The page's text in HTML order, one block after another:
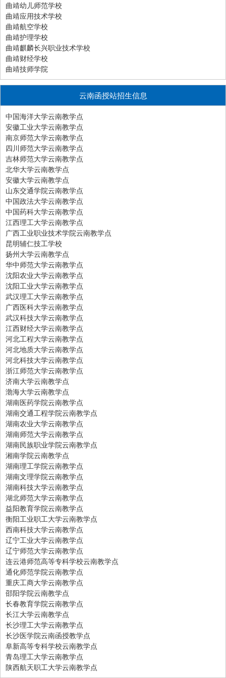
曲靖幼儿师范学校
曲靖应用技术学校
曲靖航空学校
曲靖护理学校
曲靖麒麟长兴职业技术学校
曲靖财经学校
曲靖技师学院
云南函授站招生信息
中国海洋大学云南教学点
安徽工业大学云南教学点
南京师范大学云南教学点
四川师范大学云南教学点
吉林师范大学云南教学点
北华大学云南教学点
安徽大学云南教学点
山东交通学院云南教学点
中国政法大学云南教学点
中国药科大学云南教学点
江西理工大学云南教学点
广西工业职业技术学院云南教学点
昆明辅仁技工学校
扬州大学云南教学点
华中师范大学云南教学点
沈阳农业大学云南教学点
沈阳工业大学云南教学点
武汉理工大学云南教学点
广西医科大学云南教学点
武汉科技大学云南教学点
江西财经大学云南教学点
河北工程大学云南教学点
河北地质大学云南教学点
河北科技大学云南教学点
浙江师范大学云南教学点
济南大学云南教学点
渤海大学云南教学点
湖南医药学院云南教学点
湖南交通工程学院云南教学点
湖南农业大学云南教学点
湖南师范大学云南教学点
湖南民族职业学院云南教学点
湘南学院云南教学点
湖南理工学院云南教学点
湖南文理学院云南教学点
湖南科技大学云南教学点
湖北师范大学云南教学点
益阳教育学院云南教学点
衡阳工业职工大学云南教学点
西南科技大学云南教学点
辽宁工业大学云南教学点
辽宁师范大学云南教学点
连云港师范高等专科学校云南教学点
通化师范学院云南教学点
重庆工商大学云南教学点
邵阳学院云南教学点
长春教育学院云南教学点
长江大学云南教学点
长沙理工大学云南教学点
长沙医学院云南函授教学点
阜新高等专科学校云南教学点
青岛理工大学云南教学点
陕西航天职工大学云南教学点